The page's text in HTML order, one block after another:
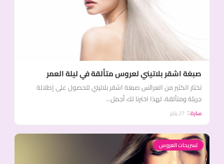
صبغة اشقر بلاتيني لعروس متألقة في ليلة العمر
تختار الكثير من العرائس صبغة اشقر بلاتيني للحصول على إطلالة
جريئة ومتألقة، لهذا اخترنا لك أجمل...
سارة
تسريحات العروس